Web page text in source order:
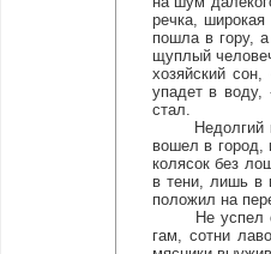
речка,
пошла в гору,
щуплый
хозяйский
упадет в воду,
стал.
Недолгий
вошел в город,
колясок без
в тени, лишь в
положил на
Не успел он
гам, сотни